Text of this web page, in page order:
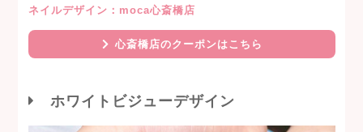
ネイルデザイン：moca心斎橋店
心斎橋店のクーポンはこちら
ホワイトビジューデザイン